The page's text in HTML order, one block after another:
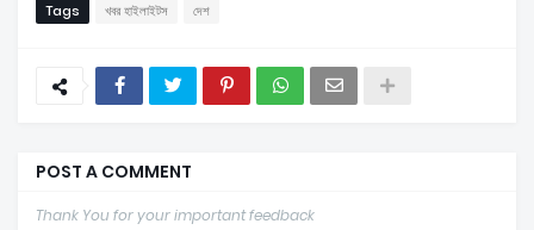
Tags খবর হাইলাইটস দেশ
POST A COMMENT
Thank You for your important feedback